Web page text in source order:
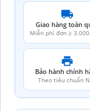
Giao hàng toàn
Miễn phí đơn ≥
Bảo hành chính
Theo tiêu chuẩn